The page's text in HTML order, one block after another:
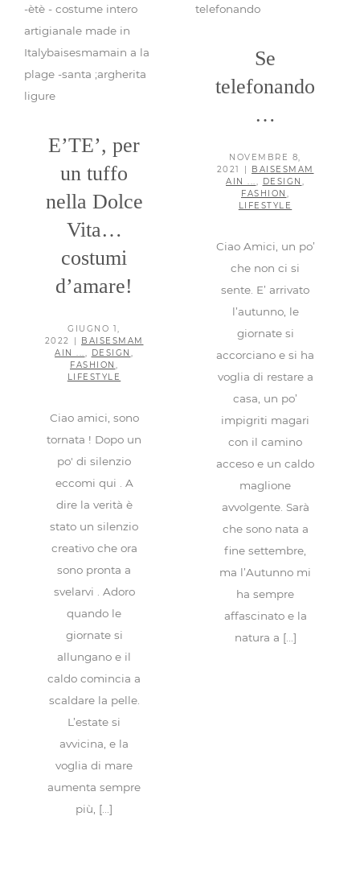
E’TE’, per un tuffo
nella Dolce Vita…
costumi d’amare!
Baisesmamain ... Design
Fashion Lifestyle
E’TE’, per
un tuffo
nella Dolce
Vita…
costumi
d’amare!
GIUGNO 1,
2022
BAISESMAM
AIN ..., DESIGN ,
FASHION ,
LIFESTYLE
Ciao amici, sono
tornata ! Dopo un
po' di silenzio
eccomi qui . A
dire la verità è
stato un silenzio
creativo che ora
sono pronta a
svelarvi . Adoro
quando le
giornate si
allungano e il
caldo comincia a
scaldare la pelle.
L’estate si
avvicina, e la
voglia di mare
aumenta sempre
più, [...]
Se
telefonando
…
NOVEMBRE 8,
2021
BAISESMAM
AIN ..., DESIGN ,
FASHION ,
LIFESTYLE
Ciao Amici, un po’
che non ci si
sente. E’ arrivato
l’autunno, le
giornate si
accorciano e si ha
voglia di restare a
casa, un po’
impigriti magari
con il camino
acceso e un caldo
maglione
avvolgente. Sarà
che sono nata a
fine settembre,
ma l’Autunno mi
ha sempre
affascinato e la
natura a [...]